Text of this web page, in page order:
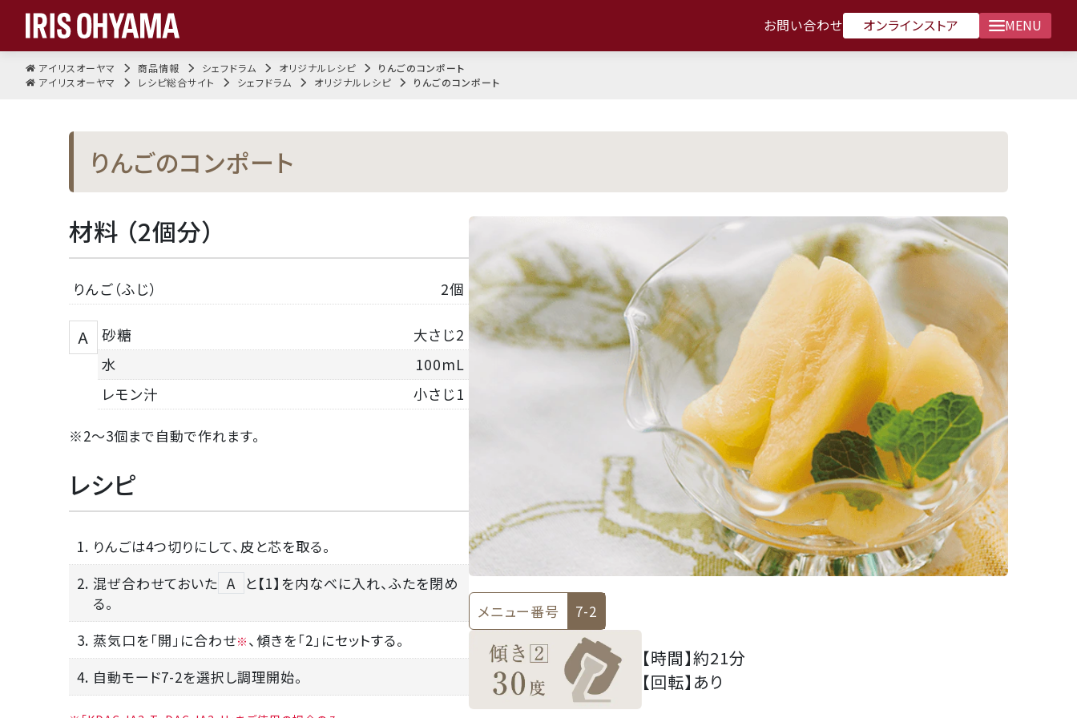
お問い合わせ オンラインストア MENU
アイリスオーヤマ 商品情報 シェフドラム オリジナルレシピ
りんごのコンポート
アイリスオーヤマ
レシピ総合サイト シェフドラム オリジナルレシピ りんごのコンポート
りんごのコンポート
メニュー番号 7-2
【時間】約21分
【回転】 あり
材料 （2個分）
りんご（ふじ） 2個
A 砂糖
大さじ2
水
100mL
レモン汁
小さじ1
※2～3個まで自動で作れます。
レシピ
1. りんごは4つ切りにして、皮と芯を取る。
2. 混ぜ合わせておいた A と【1】を内なべに入れ、ふたを閉め
る。
3. 蒸気口を「開」に合わせ※ 、傾きを「2」にセットする。
4. 自動モード7-2を選択し調理開始。